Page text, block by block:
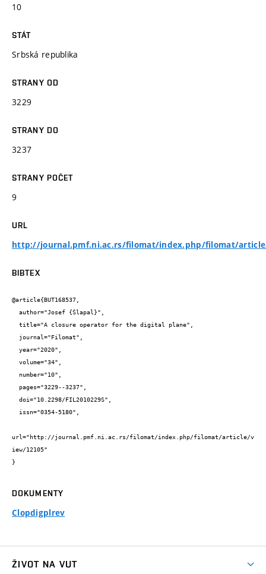
10
STÁT
Srbská republika
STRANY OD
3229
STRANY DO
3237
STRANY POČET
9
URL
http://journal.pmf.ni.ac.rs/filomat/index.php/filomat/
BIBTEX
@article{BUT168537,
url="http://journal.pmf.ni.ac.rs/filomat/index.php/filomat/article/v
iew/12105"
}
DOKUMENTY
Clopdigplrev
ŽIVOT NA VUT